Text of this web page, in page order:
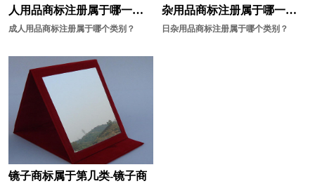
人用品商标注册属于哪一
类？「商标分类」
成人用品商标注册属于哪个类别？
杂用品商标注册属于哪一
类？「商标分类」
日杂用品商标注册属于哪个类别？
镜子商标属于第几类-镜子商